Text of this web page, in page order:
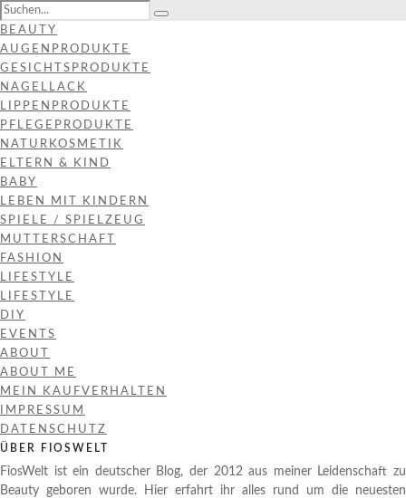
BEAUTY
AUGENPRODUKTE
GESICHTSPRODUKTE
NAGELLACK
LIPPENPRODUKTE
PFLEGEPRODUKTE
NATURKOSMETIK
ELTERN & KIND
BABY
LEBEN MIT KINDERN
SPIELE / SPIELZEUG
MUTTERSCHAFT
FASHION
LIFESTYLE
LIFESTYLE
DIY
EVENTS
ABOUT
ABOUT ME
MEIN KAUFVERHALTEN
IMPRESSUM
DATENSCHUTZ
ÜBER FIOSWELT
FiosWelt ist ein deutscher Blog, der 2012 aus meiner Leidenschaft zu
Beauty geboren wurde. Hier erfahrt ihr alles rund um die neuesten